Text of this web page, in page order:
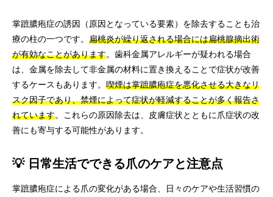
掌蹠膿疱症の誘因（原因となっている要素）を除去することも治
療の柱の一つです。 扁桃炎が繰り返される場合には扁桃腺摘出術
が有効なことがあります。歯科金属アレルギーが疑われる場合
は、金属を除去して非金属の材料に置き換えることで症状が改善
するケースもあります。 喫煙は掌蹠膿疱症を悪化させる大きなリ
スク因子であり、禁煙によって症状が軽減することが多く報告さ
れています。これらの原因除去は、皮膚症状とともに爪症状の改
善にも寄与する可能性があります。
💡 日常生活でできる爪のケアと注意点
掌蹠膿疱症による爪の変化がある場合、日々のケアや生活習慣の